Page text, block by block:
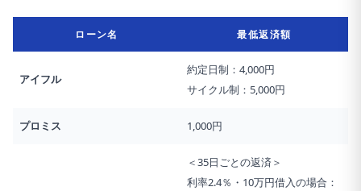
ローン名 最低返済額
アイフル
約定日制：4,000円
サイクル制：5,000円
プロミス 1,000円
＜35日ごとの返済＞
利率2.4％・10万円借入の場合：